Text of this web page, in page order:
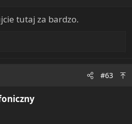
tutaj za bardzo.
#63